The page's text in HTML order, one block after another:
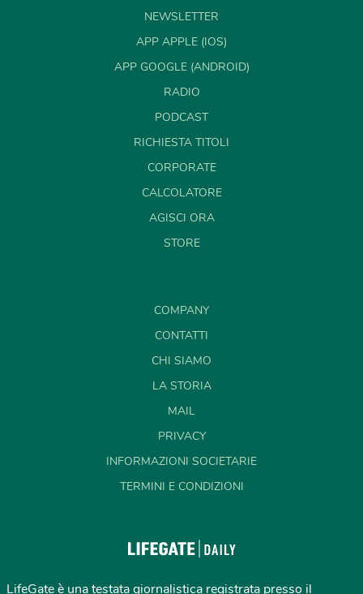
NEWSLETTER
APP APPLE (IOS)
APP GOOGLE (ANDROID)
RADIO
PODCAST
RICHIESTA TITOLI
CORPORATE
CALCOLATORE
AGISCI ORA
STORE
COMPANY
CONTATTI
CHI SIAMO
LA STORIA
MAIL
PRIVACY
INFORMAZIONI SOCIETARIE
TERMINI E CONDIZIONI
LifeGate è una testata giornalistica registrata presso il